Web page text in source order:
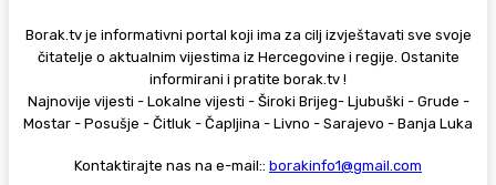
Borak.tv je informativni portal koji ima za cilj izvještavati sve svoje
čitatelje o aktualnim vijestima iz Hercegovine i regije. Ostanite
informirani i pratite borak.tv !
Najnovije vijesti - Lokalne vijesti - Široki Brijeg- Ljubuški - Grude -
Mostar - Posušje - Čitluk - Čapljina - Livno - Sarajevo - Banja Luka
Kontaktirajte nas na e-mail:: borakinfo1@gmail.com